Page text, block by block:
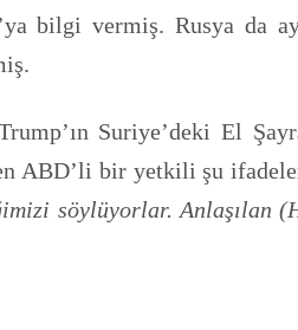
bilgi vermiş. Rusya da
Suriye’deki El
ABD’li bir yetkili şu
söylüyorlar. Anlaşılan